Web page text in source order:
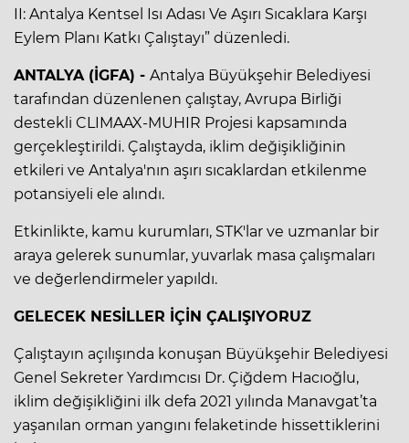
II: Antalya Kentsel Isı Adası Ve Aşırı Sıcaklara Karşı
Eylem Planı Katkı Çalıştayı” düzenledi.
ANTALYA (İGFA) - Antalya Büyükşehir Belediyesi
tarafından düzenlenen çalıştay, Avrupa Birliği
destekli CLIMAAX-MUHIR Projesi kapsamında
gerçekleştirildi. Çalıştayda, iklim değişikliğinin
etkileri ve Antalya'nın aşırı sıcaklardan etkilenme
potansiyeli ele alındı.
Etkinlikte, kamu kurumları, STK'lar ve uzmanlar bir
araya gelerek sunumlar, yuvarlak masa çalışmaları
ve değerlendirmeler yapıldı.
GELECEK NESİLLER İÇİN ÇALIŞIYORUZ
Çalıştayın açılışında konuşan Büyükşehir Belediyesi
Genel Sekreter Yardımcısı Dr. Çiğdem Hacıoğlu,
iklim değişikliğini ilk defa 2021 yılında Manavgat’ta
yaşanılan orman yangını felaketinde hissettiklerini